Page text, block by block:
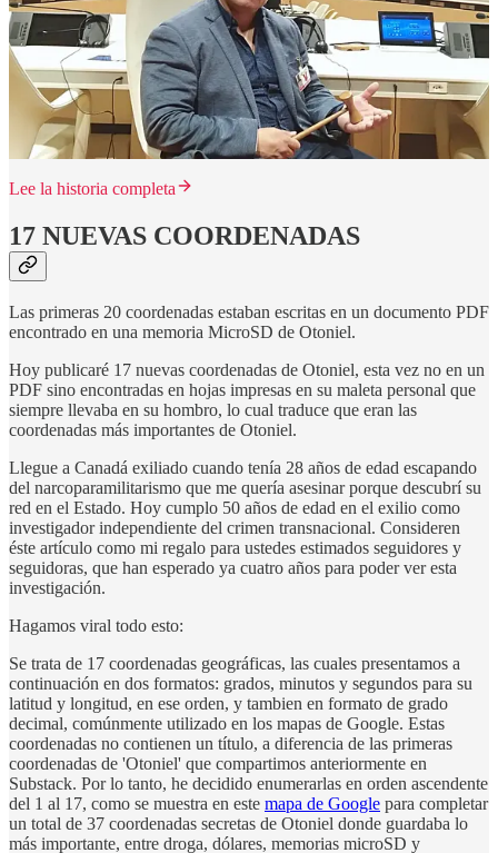
Lee la historia completa
17 NUEVAS COORDENADAS
Las primeras 20 coordenadas estaban escritas en un documento PDF
encontrado en una memoria MicroSD de Otoniel.
Hoy publicaré 17 nuevas coordenadas de Otoniel, esta vez no en un
PDF sino encontradas en hojas impresas en su maleta personal que
siempre llevaba en su hombro, lo cual traduce que eran las
coordenadas más importantes de Otoniel.
Llegue a Canadá exiliado cuando tenía 28 años de edad escapando
del narcoparamilitarismo que me quería asesinar porque descubrí su
red en el Estado. Hoy cumplo 50 años de edad en el exilio como
investigador independiente del crimen transnacional. Consideren
éste artículo como mi regalo para ustedes estimados seguidores y
seguidoras, que han esperado ya cuatro años para poder ver esta
investigación.
Hagamos viral todo esto:
Se trata de 17 coordenadas geográficas, las cuales presentamos a
continuación en dos formatos: grados, minutos y segundos para su
latitud y longitud, en ese orden, y tambien en formato de grado
decimal, comúnmente utilizado en los mapas de Google. Estas
coordenadas no contienen un título, a diferencia de las primeras
coordenadas de 'Otoniel' que compartimos anteriormente en
Substack. Por lo tanto, he decidido enumerarlas en orden ascendente
del 1 al 17, como se muestra en este mapa de Google para completar
un total de 37 coordenadas secretas de Otoniel donde guardaba lo
más importante, entre droga, dólares, memorias microSD y